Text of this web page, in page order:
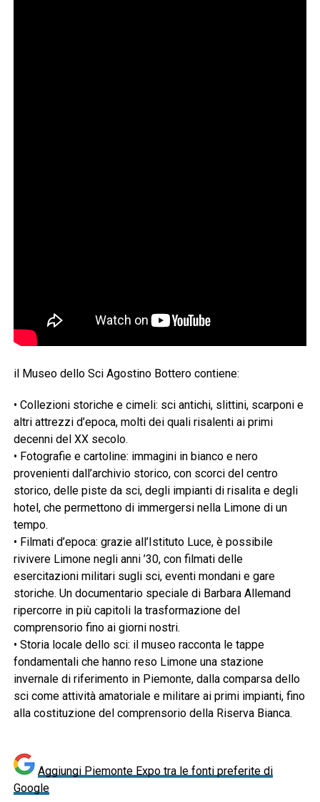
il Museo dello Sci Agostino Bottero contiene:
• Collezioni storiche e cimeli: sci antichi, slittini, scarponi e
altri attrezzi d’epoca, molti dei quali risalenti ai primi
decenni del XX secolo.
• Fotografie e cartoline: immagini in bianco e nero
provenienti dall’archivio storico, con scorci del centro
storico, delle piste da sci, degli impianti di risalita e degli
hotel, che permettono di immergersi nella Limone di un
tempo.
• Filmati d’epoca: grazie all’Istituto Luce, è possibile
rivivere Limone negli anni ’30, con filmati delle
esercitazioni militari sugli sci, eventi mondani e gare
storiche. Un documentario speciale di Barbara Allemand
ripercorre in più capitoli la trasformazione del
comprensorio fino ai giorni nostri.
• Storia locale dello sci: il museo racconta le tappe
fondamentali che hanno reso Limone una stazione
invernale di riferimento in Piemonte, dalla comparsa dello
sci come attività amatoriale e militare ai primi impianti, fino
alla costituzione del comprensorio della Riserva Bianca.
Aggiungi Piemonte Expo tra le fonti preferite di
Google